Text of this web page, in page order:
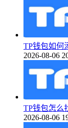
TP钱包如何
2026-08-06
TP钱包怎么
2026-08-06